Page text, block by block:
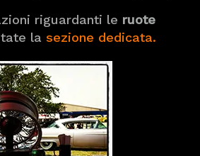
riguardanti le ruote
la sezione dedicata.